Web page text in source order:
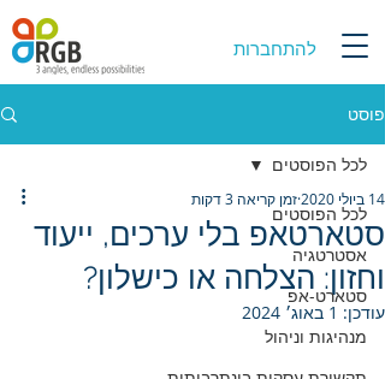
להתחברות
פוסט
לכל הפוסטים
אסטרטגיה
סטארט-אפ
מנהיגות וניהול
לכל הפוסטים
סטארטאפ בלי ערכים, ייעוד
וחזון: הצלחה או כישלון?
14 ביולי 2020 זמן קריאה 3 דקות
עודכן: 1 באוג׳ 2024